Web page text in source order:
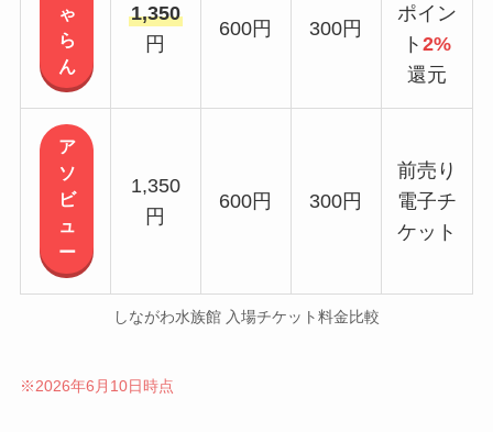
ゃ
ら
ん
1,350
円
600円 300円
ポイン
ト 2%
還元
ア
ソ
ビ
ュ
ー
1,350
円
600円 300円
前売り
電子チ
ケット
しながわ水族館 入場チケット料金比較
※2026年6月10日時点